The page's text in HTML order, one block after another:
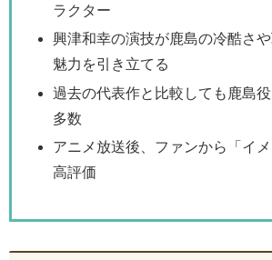
ラクター
興津和幸の演技が鹿島の冷酷さ
魅力を引き立てる
過去の代表作と比較しても鹿島
多数
アニメ放送後、ファンから「イ
高評価